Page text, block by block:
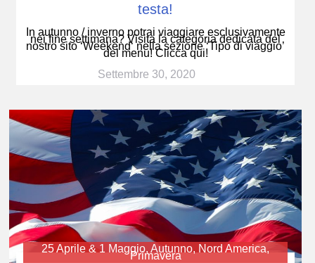
testa!
In autunno / inverno potrai viaggiare esclusivamente
nei fine settimana? Visita la categoria dedicata del
nostro sito ‘Weekend‘ nella sezione ‘Tipo di viaggio’
del menu! Clicca qui!
Settembre 30, 2020
25 Aprile & 1 Maggio, Autunno, Nord America,
Primavera